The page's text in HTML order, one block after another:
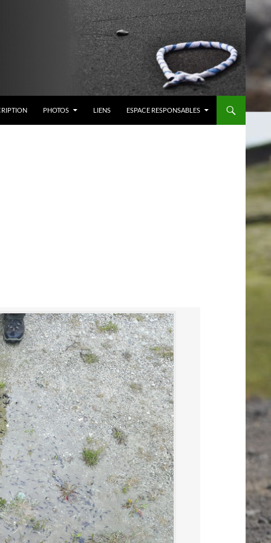
PHOTOS LIENS ESPACE RESPONSABLES
Scout+La+Moli%C3%A8re